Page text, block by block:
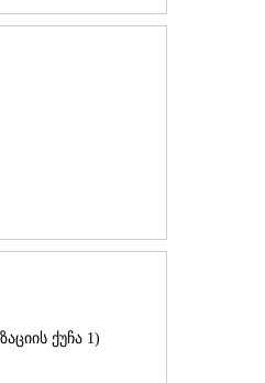
ᲑᲝᲚᲜᲘᲡᲘ
ᲥᲐᲠᲔᲚᲘ
ქუჩა 1)